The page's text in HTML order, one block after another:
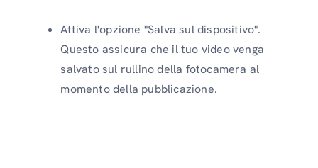
Attiva l'opzione "Salva sul dispositivo".
Questo assicura che il tuo video venga
salvato sul rullino della fotocamera al
momento della pubblicazione.